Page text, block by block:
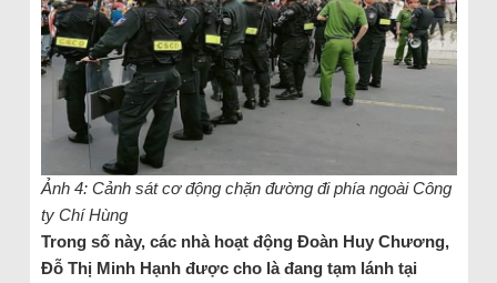
Ảnh 4: Cảnh sát cơ động chặn đường đi phía ngoài Công
ty Chí Hùng
Trong số này, các nhà hoạt động Đoàn Huy Chương,
Đỗ Thị Minh Hạnh được cho là đang tạm lánh tại